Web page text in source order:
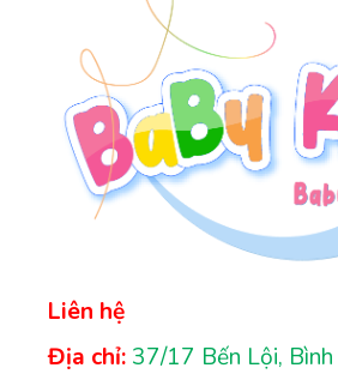
Liên hệ
Địa chỉ: 37/17 Bến Lội,